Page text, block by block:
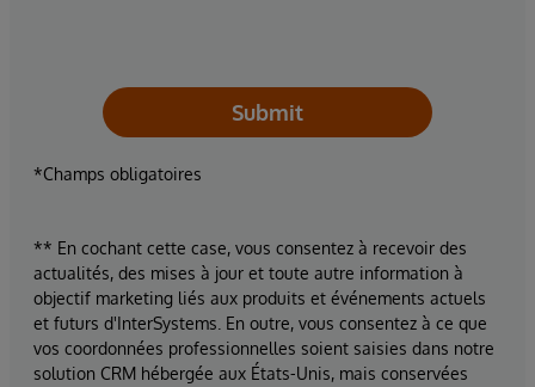
Submit
*Champs obligatoires
** En cochant cette case, vous consentez à recevoir des
actualités, des mises à jour et toute autre information à
objectif marketing liés aux produits et événements actuels
et futurs d'InterSystems. En outre, vous consentez à ce que
vos coordonnées professionnelles soient saisies dans notre
solution CRM hébergée aux États-Unis, mais conservées